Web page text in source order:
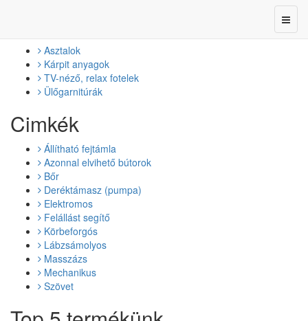
Asztalok
Kárpit anyagok
TV-néző, relax fotelek
Ülőgarnitúrák
Cimkék
Állítható fejtámla
Azonnal elvihető bútorok
Bőr
Deréktámasz (pumpa)
Elektromos
Felállást segítő
Körbeforgós
Lábzsámolyos
Masszázs
Mechanikus
Szövet